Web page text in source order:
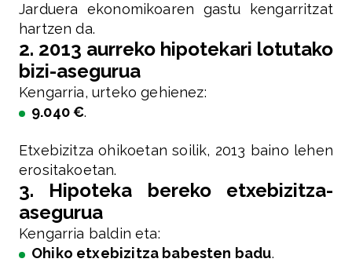
Jarduera ekonomikoaren gastu kengarritzat
hartzen da.
2. 2013 aurreko hipotekari lotutako
bizi-asegurua
Kengarria, urteko gehienez:
9.040 €.
Etxebizitza ohikoetan soilik, 2013 baino lehen
erositakoetan.
3. Hipoteka bereko etxebizitza-
asegurua
Kengarria baldin eta:
Ohiko etxebizitza babesten badu.